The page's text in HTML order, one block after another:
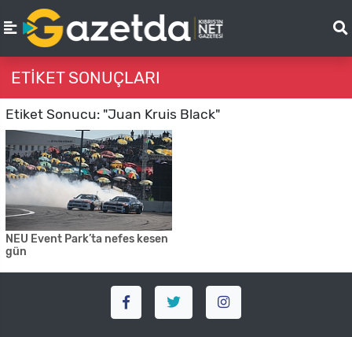
ETIKET SONUÇLARI
Etiket Sonucu: "Juan Kruis Black"
NEU Event Park’ta nefes kesen
gün